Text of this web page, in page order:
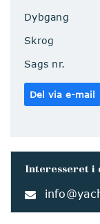
Dybgang
Skrog
Sags nr.
Del via e-mail
Interesseret i